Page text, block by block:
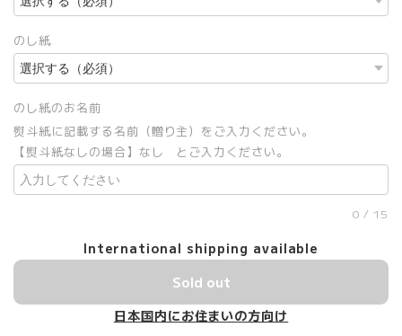
のし紙
のし紙のお名前
熨斗紙に記載する名前（贈り主）をご入力ください。
【熨斗紙なしの場合】なし とご入力ください。
0 /15
International shipping available
Sold out
日本国内にお住まいの方向け